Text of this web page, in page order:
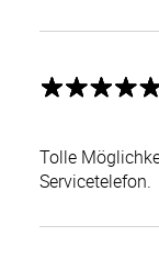
Tolle
Servicetelefon.